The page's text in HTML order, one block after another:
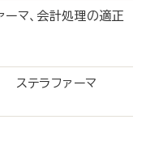
マ、会計処理の適正
ステラファーマ